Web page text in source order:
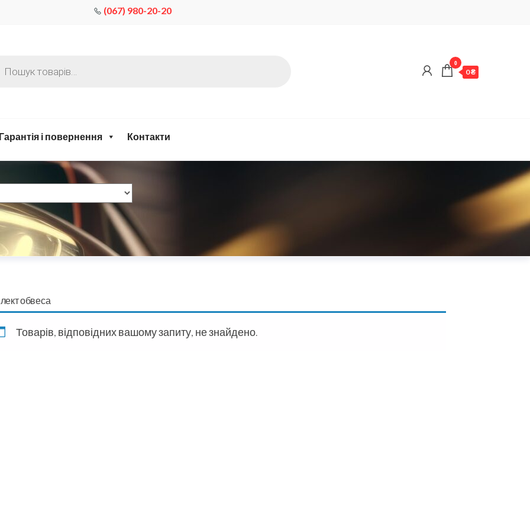
(067) 980-20-20
0
0 ₴
і повернення Контакти
обвеса
Товарів, відповідних вашому запиту, не знайдено.